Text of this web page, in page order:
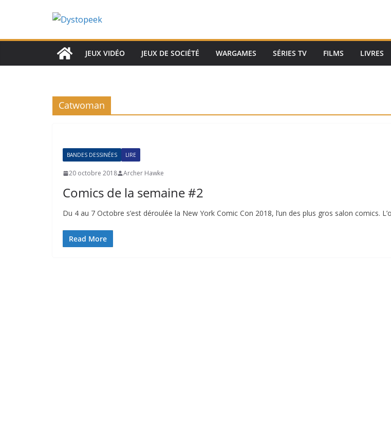
JEUX VIDÉO JEUX DE SOCIÉTÉ WARGAMES SÉRIES TV FILMS LIVRES
Catwoman
BANDES DESSINÉES LIRE
20 octobre 2018 Archer Hawke
Comics de la semaine #2
Du 4 au 7 Octobre s’est déroulée la New York Comic Con 2018, l’un des plus gros salon comics.
Read More